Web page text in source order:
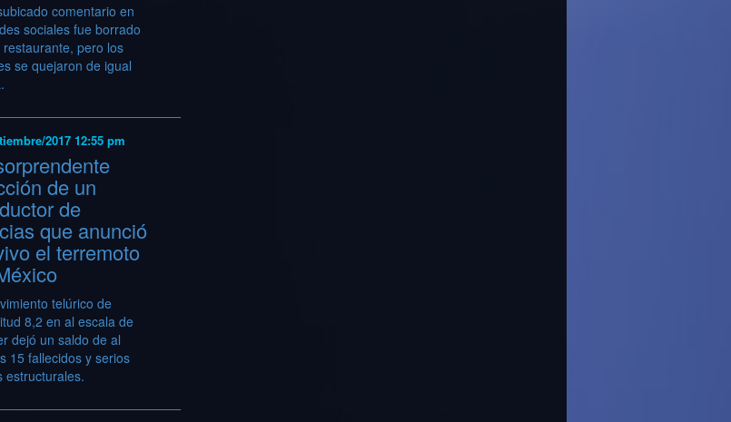
comentario en
sociales fue borrado
restaurante, pero los
se quejaron de igual
2017 12:55 pm
de un
de
que anunció
el terremoto
telúrico de
8,2 en al escala de
dejó un saldo de al
15 fallecidos y serios
estructurales.